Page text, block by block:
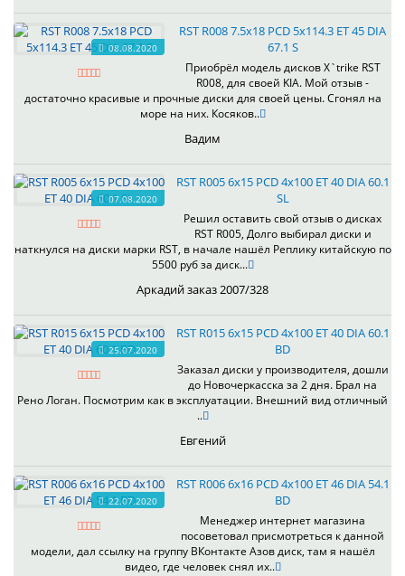
08.08.2020
RST R008 7.5x18 PCD 5x114.3 ET 45 DIA
67.1 S
Приобрёл модель дисков X`trike RST
R008, для своей KIA. Мой отзыв -
достаточно красивые и прочные диски для своей цены. Сгонял на
море на них. Косяков..
Вадим
07.08.2020
RST R005 6x15 PCD 4x100 ET 40 DIA 60.1
SL
Решил оставить свой отзыв о дисках
RST R005, Долго выбирал диски и
наткнулся на диски марки RST, в начале нашёл Реплику китайскую по
5500 руб за диск...
Аркадий заказ 2007/328
25.07.2020
RST R015 6x15 PCD 4x100 ET 40 DIA 60.1
BD
Заказал диски у производителя, дошли
до Новочеркасска за 2 дня. Брал на
Рено Логан. Посмотрим как в эксплуатации. Внешний вид отличный
..
Евгений
22.07.2020
RST R006 6x16 PCD 4x100 ET 46 DIA 54.1
BD
Менеджер интернет магазина
посоветовал присмотреться к данной
модели, дал ссылку на группу ВКонтакте Азов диск, там я нашёл
видео, где человек снял их..